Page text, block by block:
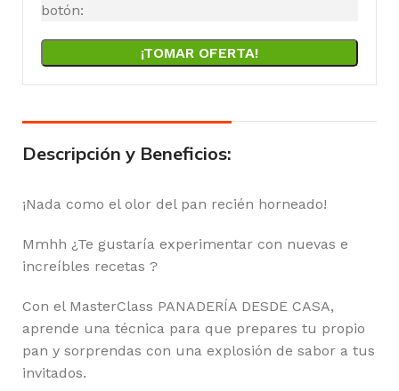
botón:
¡TOMAR OFERTA!
Descripción y Beneficios:
¡Nada como el olor del pan recién horneado!
Mmhh ¿Te gustaría experimentar con nuevas e
increíbles recetas ?
Con el MasterClass PANADERÍA DESDE CASA,
aprende una técnica para que prepares tu propio
pan y sorprendas con una explosión de sabor a tus
invitados.